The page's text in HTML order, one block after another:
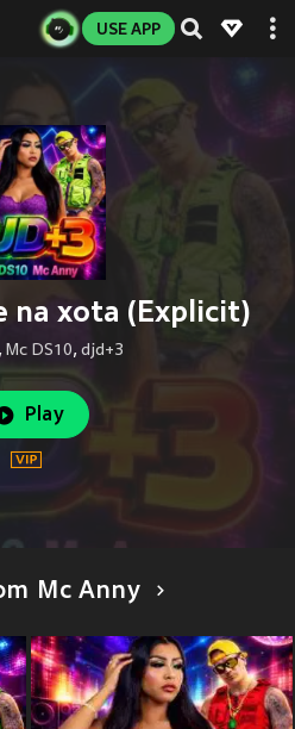
USE APP
na xota (Explicit)
Mc DS10, djd+3
Play
Mc Anny